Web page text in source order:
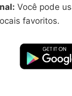
Você pode
favoritos.